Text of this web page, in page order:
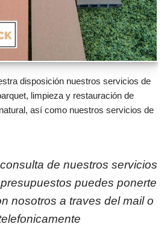
disposición nuestros servicios de
limpieza y restauración de
así como nuestros servicios de
de nuestros servicios
puedes ponerte
nosotros a traves del mail o